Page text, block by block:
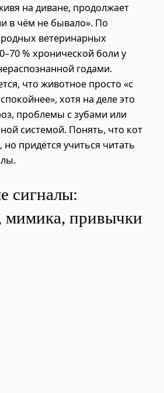
на диване, продолжает
в чём не бывало». По
ветеринарных
% хронической боли у
годами.
что животное просто «с
хотя на деле это
проблемы с зубами или
системой. Понять, что кот
придётся учиться читать
сигналы:
мимика, привычки